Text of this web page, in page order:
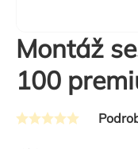
Montáž
100
Průměrné